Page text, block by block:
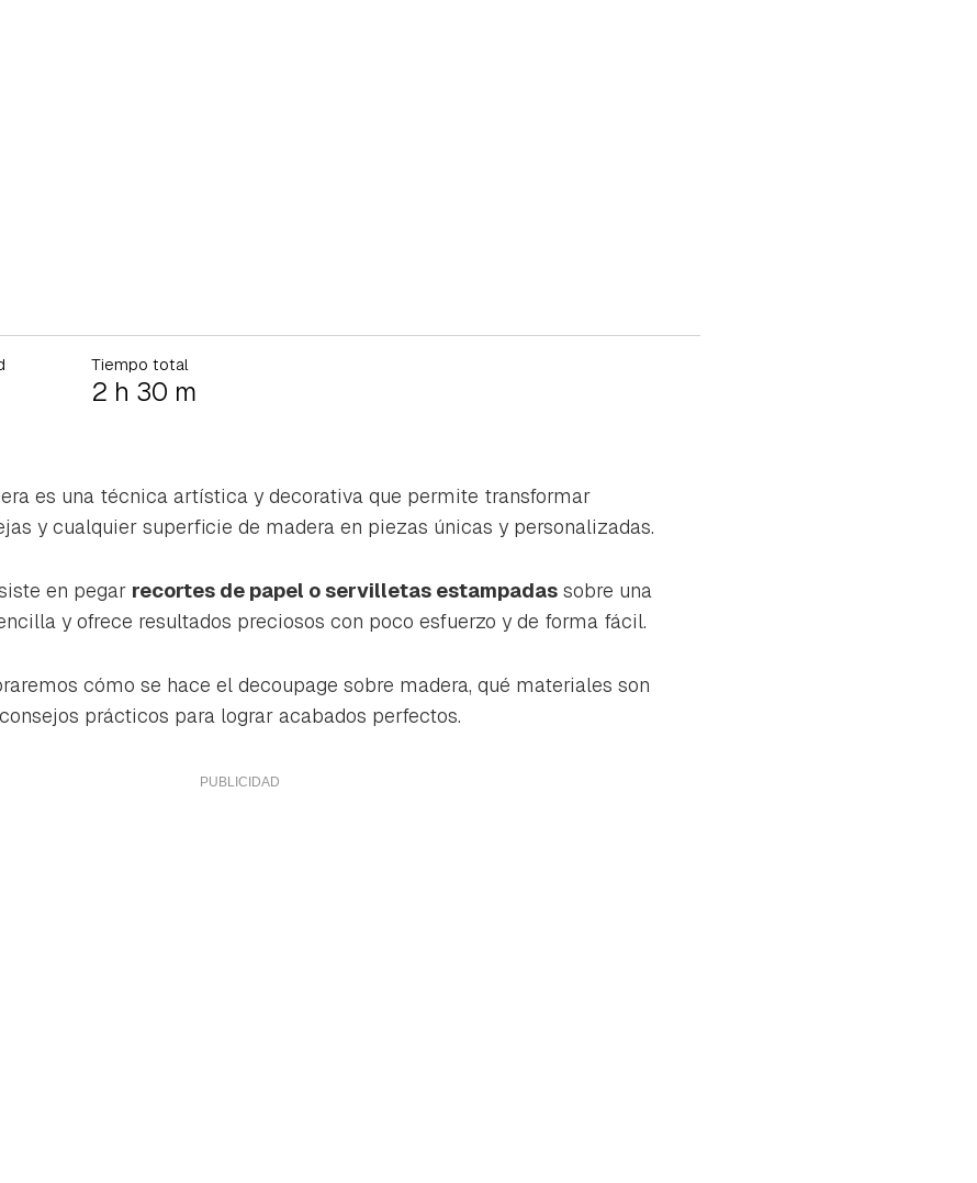
Tiempo total
2 h 30 m
es una técnica artística y decorativa que permite transformar
y cualquier superficie de madera en piezas únicas y personalizadas.
en pegar recortes de papel o servilletas estampadas sobre una
y ofrece resultados preciosos con poco esfuerzo y de forma fácil.
cómo se hace el decoupage sobre madera, qué materiales son
prácticos para lograr acabados perfectos.